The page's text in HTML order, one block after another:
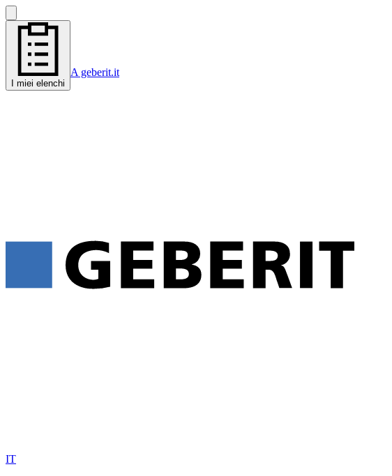
I miei elenchi
A geberit.it
IT